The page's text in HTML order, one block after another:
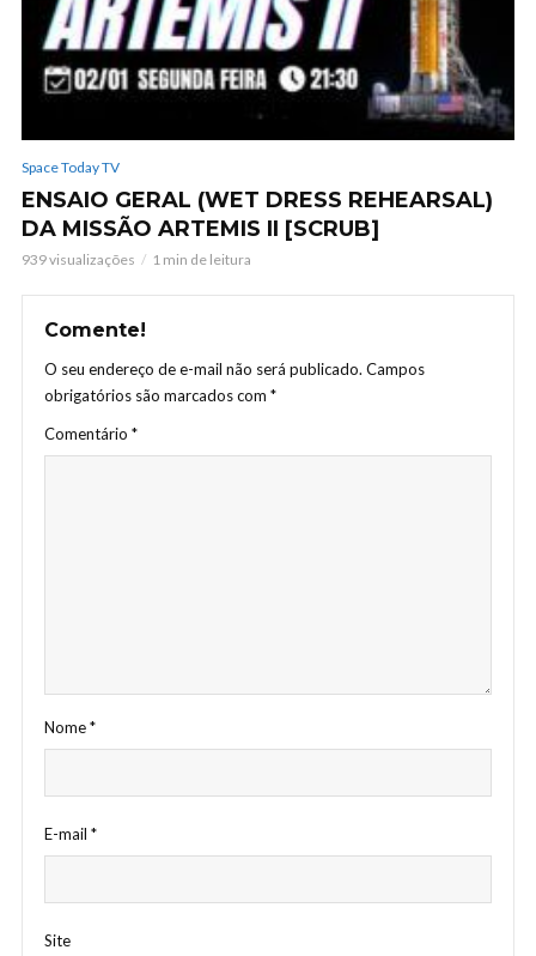
Space Today TV
ENSAIO GERAL (WET DRESS REHEARSAL)
DA MISSÃO ARTEMIS II [SCRUB]
939 visualizações 1 min de leitura
Comente!
O seu endereço de e-mail não será publicado. Campos
obrigatórios são marcados com *
Comentário *
Nome*
E-mail *
Site